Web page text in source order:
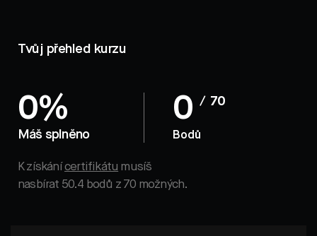
Tvůj přehled kurzu
0%
Máš splněno
0 / 70
Bodů
K získánícertifikátu musíš
nasbírat 50.4 bodů z 70 možných.